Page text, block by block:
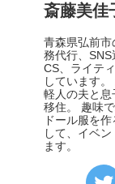
斎藤美佳
青森県弘前
務代行、SNS
CS、ライテ
しています
軽人の夫と
移住。 趣味
ドール服を
して、イベ
ます。